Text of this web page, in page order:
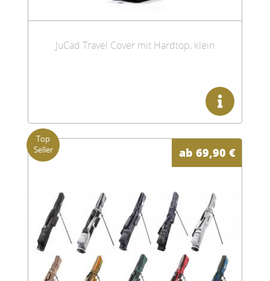
JuCad Travel Cover mit Hardtop, klein
ab 69,90 €